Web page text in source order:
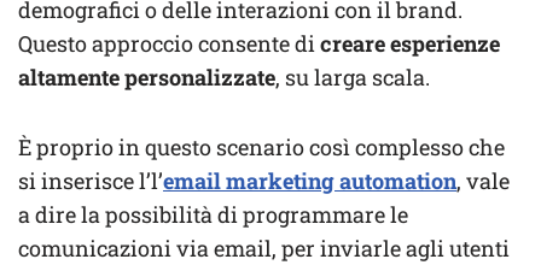
demografici o delle interazioni con il brand.
Questo approccio consente di creareesperienze
altamente personalizzate, su larga scala.
È proprio in questo scenario così complesso che
si inserisce l’l’email marketing automation, vale
a dire la possibilità di programmare le
comunicazioni via email, per inviarle agli utenti